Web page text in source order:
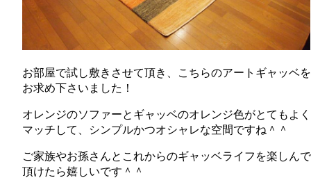
お部屋で試し敷きさせて頂き、こちらのアートギャッベを
お求め下さいました！
オレンジのソファーとギャッベのオレンジ色がとてもよく
マッチして、シンプルかつオシャレな空間ですね＾＾
ご家族やお孫さんとこれからのギャッベライフを楽しんで
頂けたら嬉しいです＾＾